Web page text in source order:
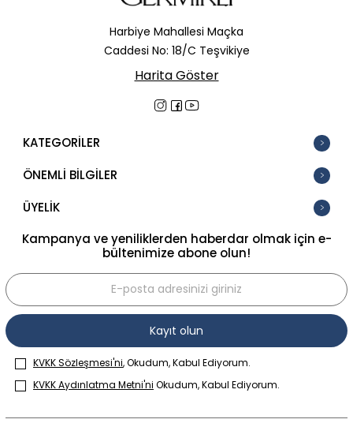
Harbiye Mahallesi Maçka
Caddesi No: 18/C Teşvikiye
Harita Göster
KATEGORİLER
ÖNEMLİ BİLGİLER
ÜYELİK
Kampanya ve yeniliklerden haberdar olmak için e-
bültenimize abone olun!
Kayıt olun
KVKK Sözleşmesi'ni, Okudum, Kabul Ediyorum.
KVKK Aydınlatma Metni'ni Okudum, Kabul Ediyorum.